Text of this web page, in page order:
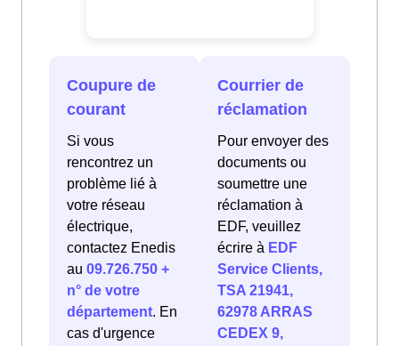
Coupure de
courant
Si vous
rencontrez un
problème lié à
votre réseau
électrique,
contactez Enedis
au 09.726.750 +
n° de votre
département. En
cas d'urgence
Courrier de
réclamation
Pour envoyer des
documents ou
soumettre une
réclamation à
EDF, veuillez
écrire à EDF
Service Clients,
TSA 21941,
62978 ARRAS
CEDEX 9,